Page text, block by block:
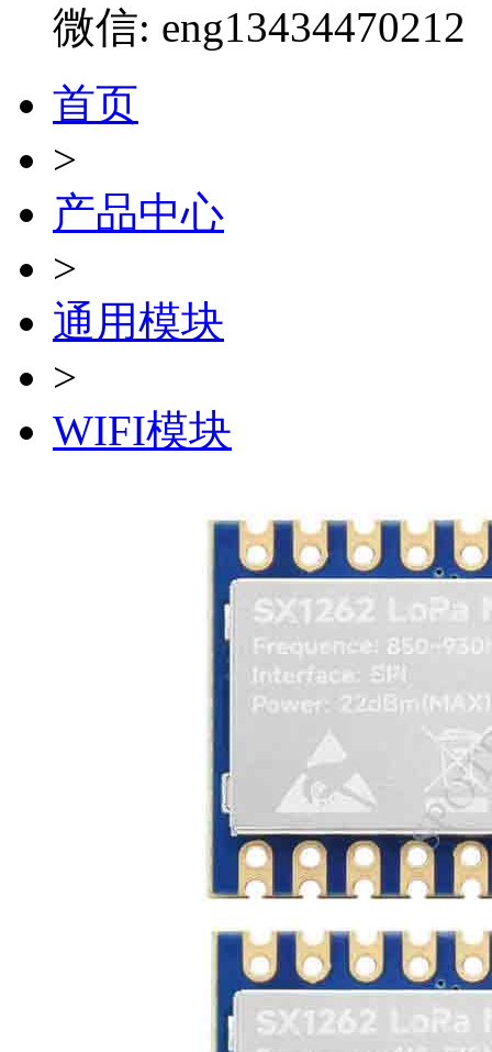
微信: eng13434470212
首页
>
产品中心
>
通用模块
>
WIFI模块